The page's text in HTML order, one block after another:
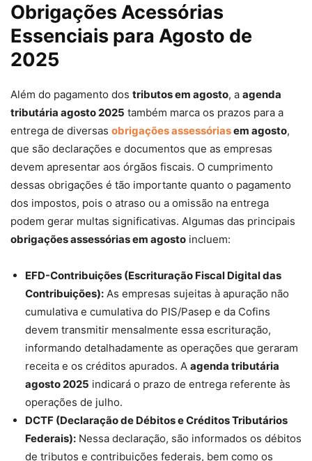
Obrigações Acessórias
Essenciais para Agosto de
2025
Além do pagamento dos tributos em agosto, a agenda
tributária agosto 2025 também marca os prazos para a
entrega de diversas obrigações assessóriasem agosto,
que são declarações e documentos que as empresas
devem apresentar aos órgãos fiscais. O cumprimento
dessas obrigações é tão importante quanto o pagamento
dos impostos, pois o atraso ou a omissão na entrega
podem gerar multas significativas. Algumas das principais
obrigações assessórias em agosto incluem:
EFD-Contribuições (Escrituração Fiscal Digital das
Contribuições): As empresas sujeitas à apuração não
cumulativa e cumulativa do PIS/Pasep e da Cofins
devem transmitir mensalmente essa escrituração,
informando detalhadamente as operações que geraram
receita e os créditos apurados. A agenda tributária
agosto 2025 indicará o prazo de entrega referente às
operações de julho.
DCTF (Declaração de Débitos e Créditos Tributários
Federais): Nessa declaração, são informados os débitos
de tributos e contribuições federais, bem como os